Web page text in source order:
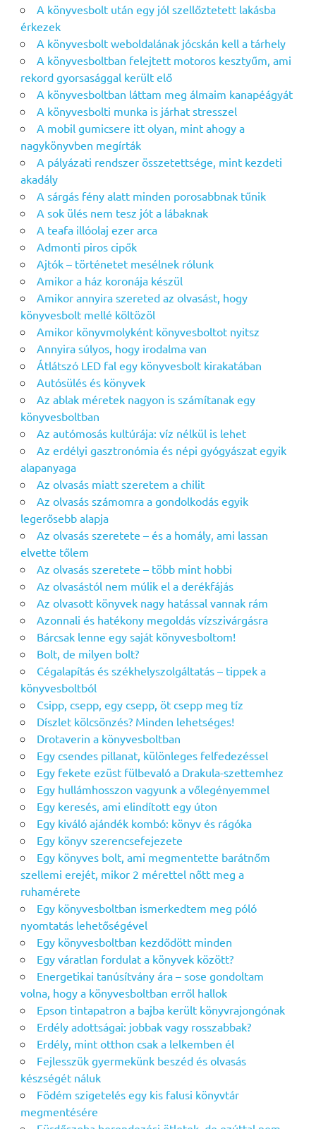
A könyvesbolt után egy jól szellőztetett lakásba
érkezek
A könyvesbolt weboldalának jócskán kell a tárhely
A könyvesboltban felejtett motoros kesztyűm, ami
rekord gyorsasággal került elő
A könyvesboltban láttam meg álmaim kanapéágyát
A könyvesbolti munka is járhat stresszel
A mobil gumicsere itt olyan, mint ahogy a
nagykönyvben megírták
A pályázati rendszer összetettsége, mint kezdeti
akadály
A sárgás fény alatt minden porosabbnak tűnik
A sok ülés nem tesz jót a lábaknak
A teafa illóolaj ezer arca
Admonti piros cipők
Ajtók – történetet mesélnek rólunk
Amikor a ház koronája készül
Amikor annyira szereted az olvasást, hogy
könyvesbolt mellé költözöl
Amikor könyvmolyként könyvesboltot nyitsz
Annyira súlyos, hogy irodalma van
Átlátszó LED fal egy könyvesbolt kirakatában
Autósülés és könyvek
Az ablak méretek nagyon is számítanak egy
könyvesboltban
Az autómosás kultúrája: víz nélkül is lehet
Az erdélyi gasztronómia és népi gyógyászat egyik
alapanyaga
Az olvasás miatt szeretem a chilit
Az olvasás számomra a gondolkodás egyik
legerősebb alapja
Az olvasás szeretete – és a homály, ami lassan
elvette tőlem
Az olvasás szeretete – több mint hobbi
Az olvasástól nem múlik el a derékfájás
Az olvasott könyvek nagy hatással vannak rám
Azonnali és hatékony megoldás vízszivárgásra
Bárcsak lenne egy saját könyvesboltom!
Bolt, de milyen bolt?
Cégalapítás és székhelyszolgáltatás – tippek a
könyvesboltból
Csipp, csepp, egy csepp, öt csepp meg tíz
Díszlet kölcsönzés? Minden lehetséges!
Drotaverin a könyvesboltban
Egy csendes pillanat, különleges felfedezéssel
Egy fekete ezüst fülbevaló a Drakula-szettemhez
Egy hullámhosszon vagyunk a vőlegényemmel
Egy keresés, ami elindított egy úton
Egy kiváló ajándék kombó: könyv és rágóka
Egy könyv szerencsefejezete
Egy könyves bolt, ami megmentette barátnőm
szellemi erejét, mikor 2 mérettel nőtt meg a
ruhamérete
Egy könyvesboltban ismerkedtem meg póló
nyomtatás lehetőségével
Egy könyvesboltban kezdődött minden
Egy váratlan fordulat a könyvek között?
Energetikai tanúsítvány ára – sose gondoltam
volna, hogy a könyvesboltban erről hallok
Epson tintapatron a bajba került könyvrajongónak
Erdély adottságai: jobbak vagy rosszabbak?
Erdély, mint otthon csak a lelkemben él
Fejlesszük gyermekünk beszéd és olvasás
készségét náluk
Födém szigetelés egy kis falusi könyvtár
megmentésére